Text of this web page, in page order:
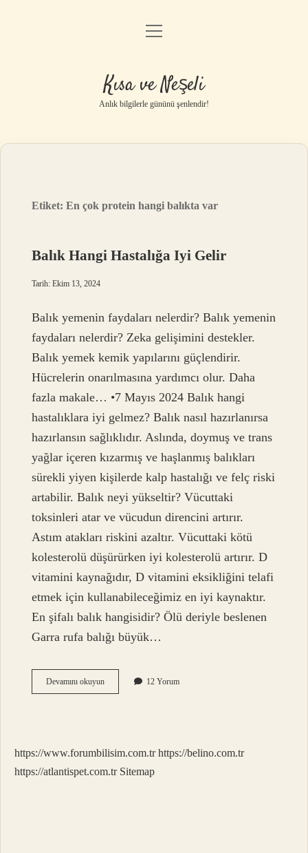
Anasayfa
Yasal Uyarı
menüyü
Kısa ve Neşeli
Anlık bilgilerle gününü şenlendir!
Etiket:En çok protein hangi balıkta var
Balık Hangi Hastalığa Iyi Gelir
Tarih: Ekim 13, 2024
Balık yemenin faydaları nelerdir? Balık yemenin
faydaları nelerdir? Zeka gelişimini destekler.
Balık yemek kemik yapılarını güçlendirir.
Hücrelerin onarılmasına yardımcı olur. Daha
fazla makale… •7 Mayıs 2024 Balık hangi
hastalıklara iyi gelmez? Balık nasıl hazırlanırsa
hazırlansın sağlıklıdır. Aslında, doymuş ve trans
yağlar içeren kızarmış ve haşlanmış balıkları
sürekli yiyen kişilerde kalp hastalığı ve felç riski
artabilir. Balık neyi yükseltir? Vücuttaki
toksinleri atar ve vücudun direncini artırır.
Astım atakları riskini azaltır. Vücuttaki kötü
kolesterolü düşürürken iyi kolesterolü artırır. D
vitamini kaynağıdır, D vitamini eksikliğini telafi
etmek için kullanabileceğimiz en iyi kaynaktır.
En şifalı balık hangisidir? Ölü deriyle beslenen
Garra rufa balığı büyük…
Devamını okuyunBalık
Hangi
12 Yorum
https://www.forumbilisim.com.tr https://belino.com.tr
https://atlantispet.com.tr Sitemap